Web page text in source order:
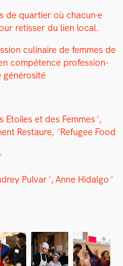
de quarti­er où chacun·e
retiss­er du lien local.
culi­naire de femmes de
com­pé­tence pro­fes­sion­
générosité
Etoiles et des Femmes ,
Restau­re, Refugee Food
Pul­var , Anne Hidal­go